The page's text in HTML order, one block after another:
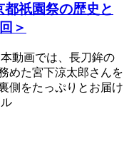
都祇園祭の歴史と
＞
動画では、長刀鉾の
めた宮下涼太郎さんを
側をたっぷりとお届け